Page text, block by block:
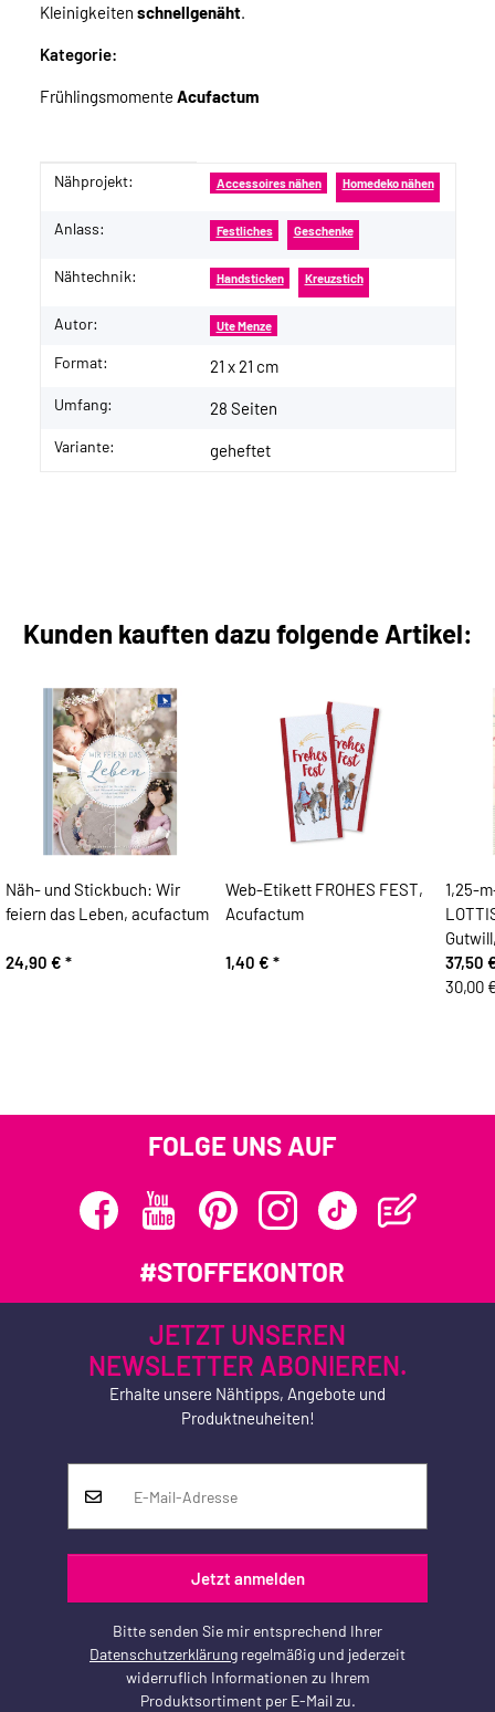
Kleinigkeiten schnellgenäht.
Kategorie:
Frühlingsmomente Acufactum
Produkteigenschaft
Wert
Nähprojekt: Accessoires nähen Homedeko nähen
Anlass: Festliches Geschenke
Nähtechnik: Handsticken Kreuzstich
Autor: Ute Menze
Format: 21 x 21 cm
Umfang: 28 Seiten
Variante: geheftet
Kunden kauften dazu folgende Artikel:
Näh- und Stickbuch: Wir
feiern das Leben, acufactum
24,90 € *
Web-Etikett FROHES FEST,
Acufactum
1,40 € *
1,25-
37,50
30,00
FOLGE UNS AUF
#STOFFEKONTOR
JETZT UNSEREN
NEWSLETTER ABONIEREN.
Erhalte unsere Nähtipps, Angebote und
Produktneuheiten!
Jetzt anmelden
Bitte senden Sie mir entsprechend Ihrer
Datenschutzerklärung regelmäßig und jederzeit
widerruflich Informationen zu Ihrem
Produktsortiment per E-Mail zu.